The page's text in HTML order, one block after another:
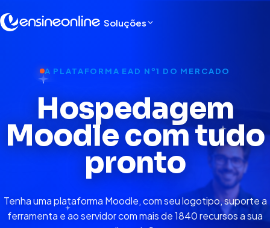
Soluções
A PLATAFORMA EAD Nº1 DO MERCADO
Hospedagem
Moodle com tudo
pronto
Tenha uma plataforma Moodle, com seu logotipo, suporte a
ferramenta e ao servidor com mais de 1840 recursos a sua